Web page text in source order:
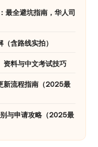
最全避坑指南，华人司
含路线实拍）
资料与中文考试技巧
新流程指南（2025最
与申请攻略（2025最